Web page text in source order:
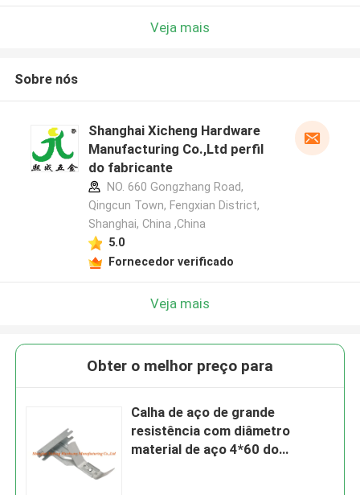
Veja mais
Sobre nós
Shanghai Xicheng Hardware
Manufacturing Co.,Ltd perfil
do fabricante
NO. 660 Gongzhang Road,
Qingcun Town, Fengxian District,
Shanghai, China ,China
5.0
Fornecedor verificado
Veja mais
Obter o melhor preço para
Calha de aço de grande
resistência com diâmetro
material de aço 4*60 do